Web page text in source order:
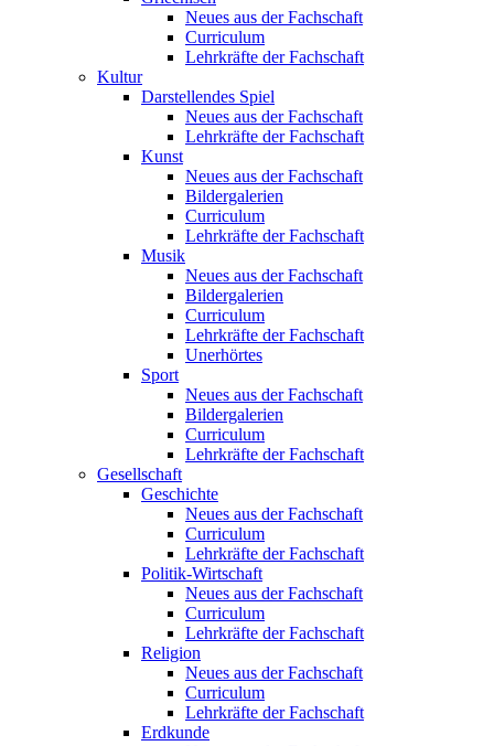
Neues aus der Fachschaft
Curriculum
Lehrkräfte der Fachschaft
Kultur
Darstellendes Spiel
Neues aus der Fachschaft
Lehrkräfte der Fachschaft
Kunst
Neues aus der Fachschaft
Bildergalerien
Curriculum
Lehrkräfte der Fachschaft
Musik
Neues aus der Fachschaft
Bildergalerien
Curriculum
Lehrkräfte der Fachschaft
Unerhörtes
Sport
Neues aus der Fachschaft
Bildergalerien
Curriculum
Lehrkräfte der Fachschaft
Gesellschaft
Geschichte
Neues aus der Fachschaft
Curriculum
Lehrkräfte der Fachschaft
Politik-Wirtschaft
Neues aus der Fachschaft
Curriculum
Lehrkräfte der Fachschaft
Religion
Neues aus der Fachschaft
Curriculum
Lehrkräfte der Fachschaft
Erdkunde